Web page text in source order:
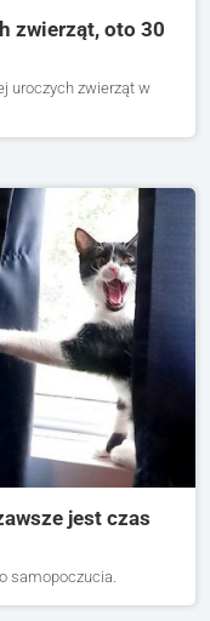
zwierząt, oto 30
uroczych zwierząt w
jest czas
samopoczucia.